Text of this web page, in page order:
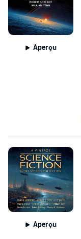
Aperçu
Aperçu